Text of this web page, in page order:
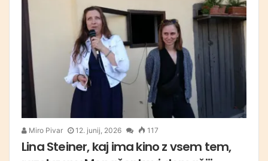
Miro Pivar 12. junij, 2026 117
Lina Steiner, kaj ima kino z vsem tem,